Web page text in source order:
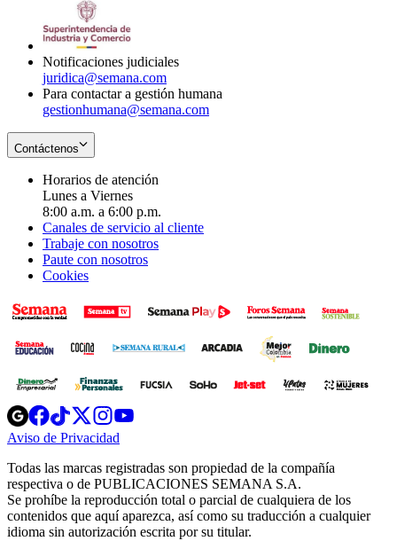
Notificaciones judiciales
juridica@semana.com
Para contactar a gestión humana
gestionhumana@semana.com
Contáctenos
Horarios de atención
Lunes a Viernes
8:00 a.m. a 6:00 p.m.
Canales de servicio al cliente
Trabaje con nosotros
Paute con nosotros
Cookies
Opens
in
new
Opens
in
new
Opens
in
new
window
Opens
new
windowwindow
Aviso de Privacidad
new
window
Todas las marcas registradas son propiedad de la compañía
respectiva o de PUBLICACIONES SEMANA S.A.
Se prohíbe la reproducción total o parcial de cualquiera de los
contenidos que aquí aparezca, así como su traducción a cualquier
idioma sin autorización escrita por su titular.